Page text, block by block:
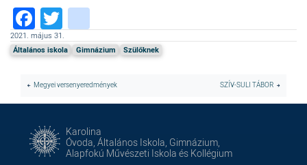
Facebook
Twitter
2021. május 31.
Általános iskola Gimnázium Szülőknek
Megyei versenyeredmények SZÍV-SULI TÁBOR
Karolina
Óvoda, Általános Iskola, Gimnázium,
Alapfokú Művészeti Iskola és Kollégium